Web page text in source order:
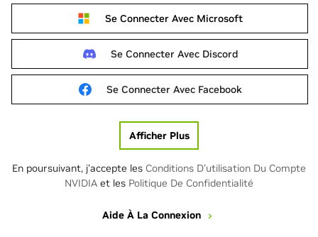
Se Connecter Avec Microsoft
Se Connecter Avec Discord
Se Connecter Avec Facebook
Afficher Plus
En poursuivant, j'accepte les Conditions D'utilisation Du Compte
NVIDIA et les Politique De Confidentialité
Aide À La Connexion